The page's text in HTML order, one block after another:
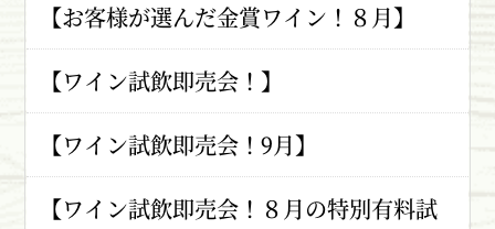
【お客様が選んだ金賞ワイン！８月】
【ワイン試飲即売会！】
【ワイン試飲即売会！9月】
【ワイン試飲即売会！８月の特別有料試